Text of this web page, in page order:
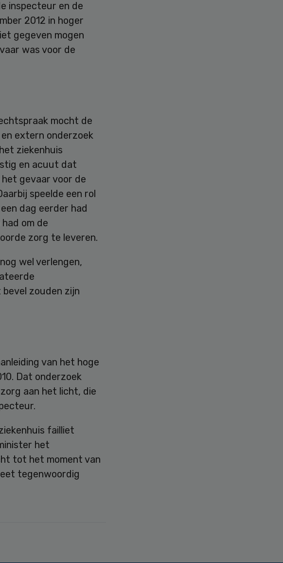
inspecteur en de
2012 in hoger
gegeven mogen
was voor de
mocht de
extern onderzoek
ziekenhuis
en acuut dat
gevaar voor de
speelde een rol
dag eerder had
om de
zorg te leveren.
wel verlengen,
zouden zijn
van het hoge
Dat onderzoek
aan het licht, die
failliet
het
tot het moment van
tegenwoordig